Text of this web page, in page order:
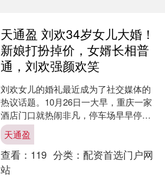
天通盈 刘欢34岁女儿大婚！
新娘打扮掉价，女婿长相普
通，刘欢强颜欢笑
刘欢女儿的婚礼最近成为了社交媒体的
热议话题。10月26日一大早，重庆一家
酒店门口就热闹非凡，停车场早早停满
了车辆，让不知情的人误以为是大型活
动。原本低调的刘欢一....
天通盈
查看： 119 分类： 配资首选门户网
站